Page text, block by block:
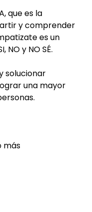
que es la
y comprender
es un
y NO SÉ.
solucionar
una mayor
más